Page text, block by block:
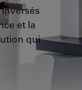
et la
qui